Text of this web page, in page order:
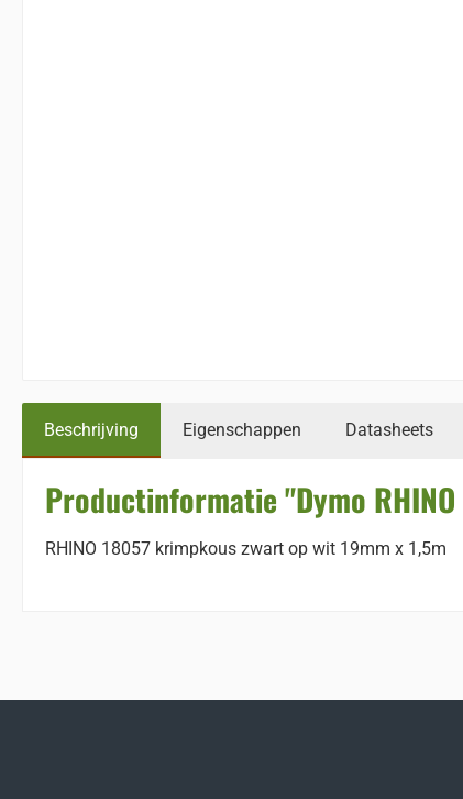
Beschrijving Eigenschappen Datasheets
Productinformatie "Dymo
RHINO 18057 krimpkous zwart op wit 19mm x 1,5m